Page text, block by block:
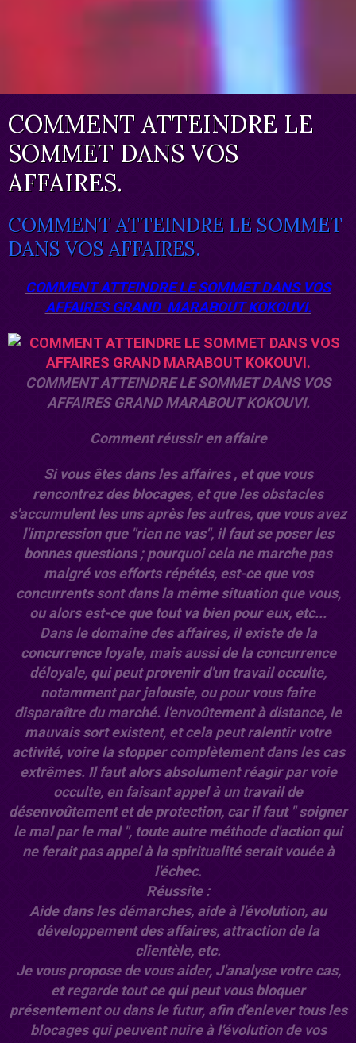
COMMENT ATTEINDRE LE
SOMMET DANS VOS
AFFAIRES.
COMMENT ATTEINDRE LE SOMMET
DANS VOS AFFAIRES.
COMMENT ATTEINDRE LE SOMMET DANS VOS
AFFAIRES GRAND MARABOUT KOKOUVI.
COMMENT ATTEINDRE LE SOMMET DANS VOS
AFFAIRES GRAND MARABOUT KOKOUVI.
Comment réussir en affaire
Si vous êtes dans les affaires , et que vous
rencontrez des blocages, et que les obstacles
s'accumulent les uns après les autres, que vous avez
l'impression que "rien ne vas", il faut se poser les
bonnes questions ; pourquoi cela ne marche pas
malgré vos efforts répétés, est-ce que vos
concurrents sont dans la même situation que vous,
ou alors est-ce que tout va bien pour eux, etc...
Dans le domaine des affaires, il existe de la
concurrence loyale, mais aussi de la concurrence
déloyale, qui peut provenir d'un travail occulte,
notamment par jalousie, ou pour vous faire
disparaître du marché. l'envoûtement à distance, le
mauvais sort existent, et cela peut ralentir votre
activité, voire la stopper complètement dans les cas
extrêmes. Il faut alors absolument réagir par voie
occulte, en faisant appel à un travail de
désenvoûtement et de protection, car il faut " soigner
le mal par le mal ", toute autre méthode d'action qui
ne ferait pas appel à la spiritualité serait vouée à
l'échec.
Réussite :
Aide dans les démarches, aide à l'évolution, au
développement des affaires, attraction de la
clientèle, etc.
Je vous propose de vous aider, J'analyse votre cas,
et regarde tout ce qui peut vous bloquer
présentement ou dans le futur, afin d'enlever tous les
blocages qui peuvent nuire à l'évolution de vos